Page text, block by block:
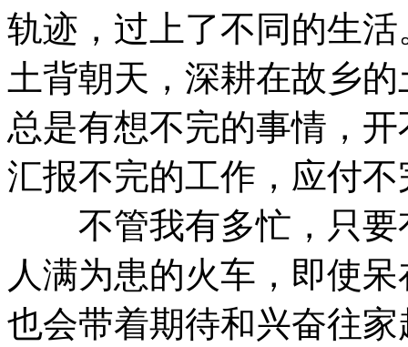
轨迹，过上了不同的生
土背朝天，深耕在故乡
总是有想不完的事情，
汇报不完的工作，应付
不管我有多忙，只要
人满为患的火车，即使
也会带着期待和兴奋往